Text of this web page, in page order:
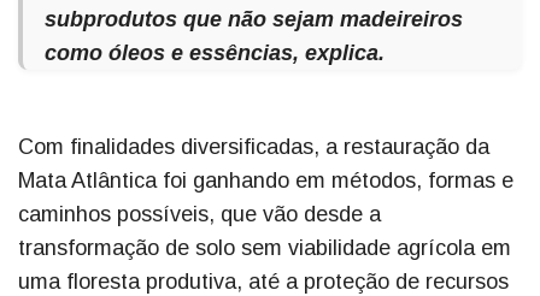
subprodutos que não sejam madeireiros
como óleos e essências, explica.
Com finalidades diversificadas, a restauração da
Mata Atlântica foi ganhando em métodos, formas e
caminhos possíveis, que vão desde a
transformação de solo sem viabilidade agrícola em
uma floresta produtiva, até a proteção de recursos